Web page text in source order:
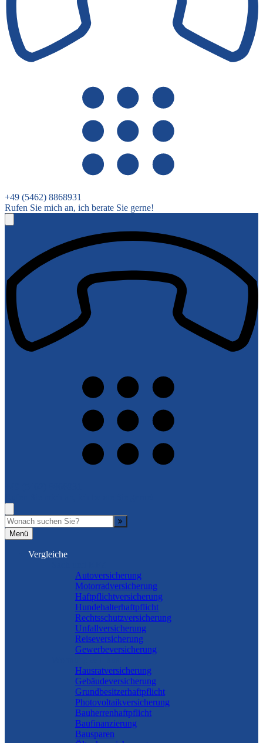
+49 (5462) 8868931
Rufen Sie mich an, ich berate Sie gerne!
Menü
Vergleiche
Autoversicherung
Motorradversicherung
Haftpflichtversicherung
Hundehalterhaftpflicht
Rechtsschutzversicherung
Unfallversicherung
Reiseversicherung
Gewerbeversicherung
Hausratversicherung
Gebäudeversicherung
Grundbesitzerhaftpflicht
Photovoltaikversicherung
Bauherrenhaftpflicht
Baufinanzierung
Bausparen